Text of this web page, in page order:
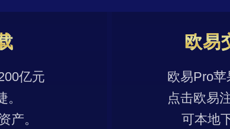
亿元
产。
欧易
欧易Pro
点击欧易
可本地